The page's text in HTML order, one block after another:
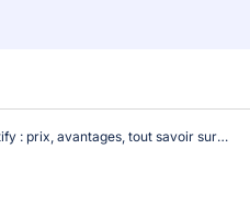
Abonnement Spotify : prix, avantages, tout savoir sur l’incontournable service de streaming musical suédois